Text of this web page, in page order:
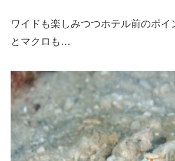
ワイドも楽しみつつホテル前のポイ
とマクロも…